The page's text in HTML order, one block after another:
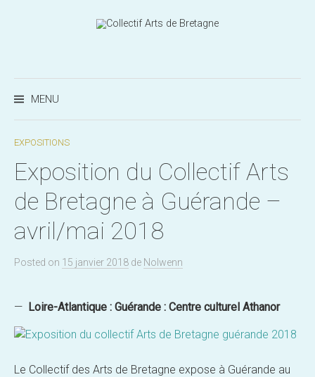
MENU
EXPOSITIONS
Exposition du Collectif Arts
de Bretagne à Guérande –
avril/mai 2018
Posted on 15 janvier 2018 de Nolwenn
— Loire-Atlantique : Guérande : Centre culturel Athanor
Le Collectif des Arts de Bretagne expose à Guérande au